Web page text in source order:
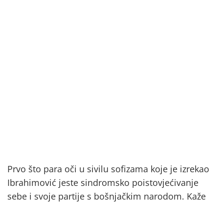
Prvo što para oči u sivilu sofizama koje je izrekao
Ibrahimović jeste sindromsko poistovjećivanje
sebe i svoje partije s bošnjačkim narodom. Kaže